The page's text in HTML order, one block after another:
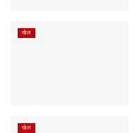
खेल
खेल